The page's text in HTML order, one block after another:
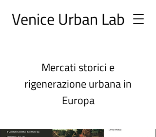
Venice Urban Lab
Mercati storici e
rigenerazione urbana in
Europa